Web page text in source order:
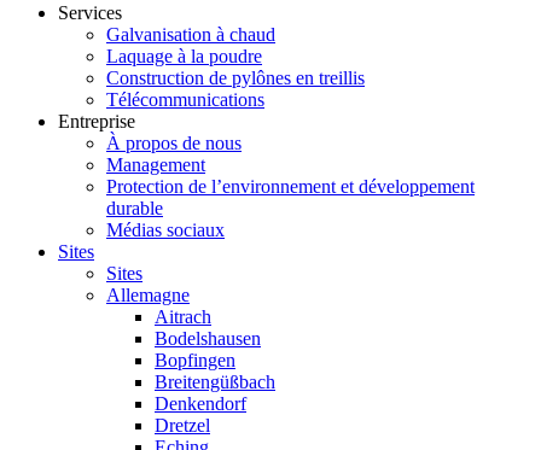
Services
Galvanisation à chaud
Laquage à la poudre
Construction de pylônes en treillis
Télécommunications
Entreprise
À propos de nous
Management
Protection de l’environnement et développement
durable
Médias sociaux
Sites
Sites
Allemagne
Aitrach
Bodelshausen
Bopfingen
Breitengüßbach
Denkendorf
Dretzel